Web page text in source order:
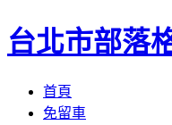
台北市部落
首頁
免留車